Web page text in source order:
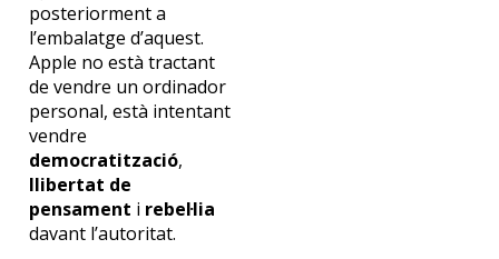
posteriorment a
l’embalatge d’aquest.
Apple no està tractant
de vendre un ordinador
personal, està intentant
vendre
democratització,
llibertat de
pensament i rebel·lia
davant l’autoritat.